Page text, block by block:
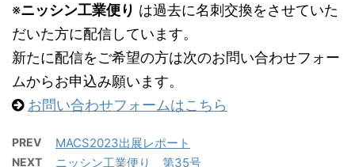
※ニッシン工業便り は過去に名刺交換をさせていた
だいた方に配信しています。
新たに配信をご希望の方は次のお問い合わせフォー
ムからお申込み願います。
お問い合わせフォームはこちら
PREV MACS2023出展レポート
NEXT ニッシン工業便り 第35号